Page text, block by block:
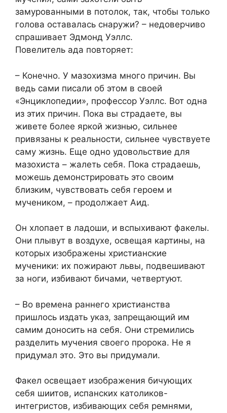
замурованными в потолок, так, чтобы только
голова оставалась снаружи? – недоверчиво
спрашивает Эдмонд Уэллс.
Повелитель ада повторяет:
– Конечно. У мазохизма много причин. Вы
ведь сами писали об этом в своей
«Энциклопедии», профессор Уэллс. Вот одна
из этих причин. Пока вы страдаете, вы
живете более яркой жизнью, сильнее
привязаны к реальности, сильнее чувствуете
саму жизнь. Еще одно удовольствие для
мазохиста – жалеть себя. Пока страдаешь,
можешь демонстрировать это своим
близким, чувствовать себя героем и
мучеником, – продолжает Аид.
Он хлопает в ладоши, и вспыхивают факелы.
Они плывут в воздухе, освещая картины, на
которых изображены христианские
мученики: их пожирают львы, подвешивают
за ноги, избивают бичами, четвертуют.
– Во времена раннего христианства
пришлось издать указ, запрещающий им
самим доносить на себя. Они стремились
разделить мучения своего пророка. Не я
придумал это. Это вы придумали.
Факел освещает изображения бичующих
себя шиитов, испанских католиков-
интегристов, избивающих себя ремнями,